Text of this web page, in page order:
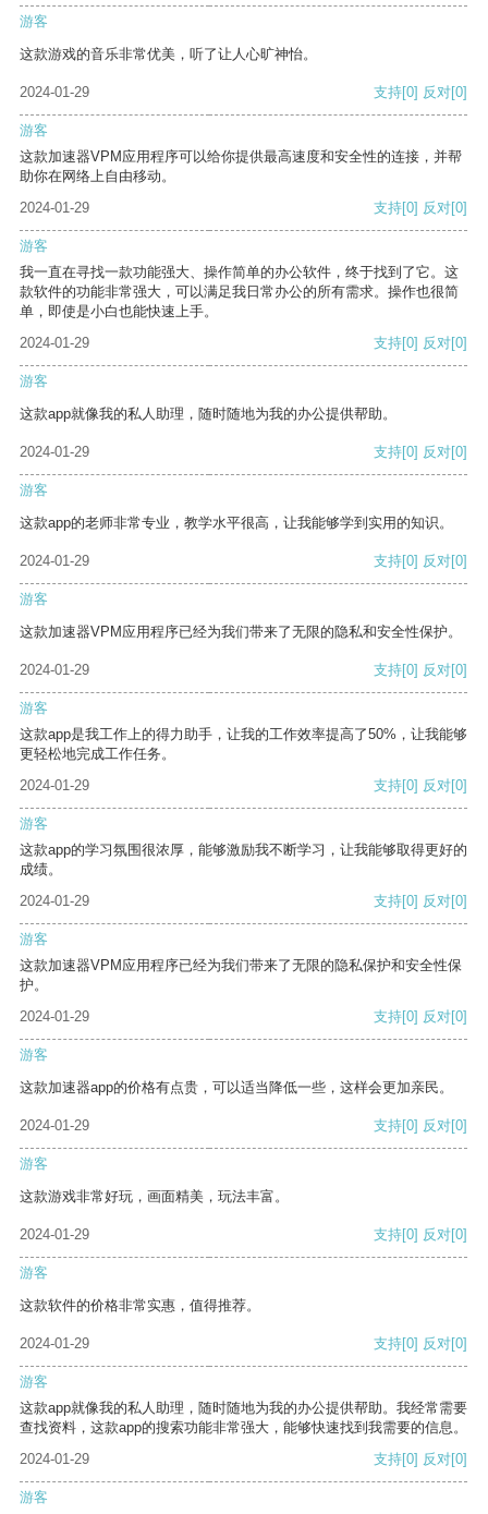
游客
这款游戏的音乐非常优美，听了让人心旷神怡。
2024-01-29 支持[0] 反对[0]
游客
这款加速器VPM应用程序可以给你提供最高速度和安全性的连接，并帮
助你在网络上自由移动。
2024-01-29
支持[0] 反对[0]
游客
我一直在寻找一款功能强大、操作简单的办公软件，终于找到了它。这
款软件的功能非常强大，可以满足我日常办公的所有需求。操作也很简
单，即使是小白也能快速上手。
2024-01-29
支持[0] 反对[0]
游客
这款app就像我的私人助理，随时随地为我的办公提供帮助。
2024-01-29 支持[0] 反对[0]
游客
这款app的老师非常专业，教学水平很高，让我能够学到实用的知识。
2024-01-29 支持[0] 反对[0]
游客
这款加速器VPM应用程序已经为我们带来了无限的隐私和安全性保护。
2024-01-29 支持[0] 反对[0]
游客
这款app是我工作上的得力助手，让我的工作效率提高了50%，让我能够
更轻松地完成工作任务。
2024-01-29
支持[0] 反对[0]
游客
这款app的学习氛围很浓厚，能够激励我不断学习，让我能够取得更好的
成绩。
2024-01-29
支持[0] 反对[0]
游客
这款加速器VPM应用程序已经为我们带来了无限的隐私保护和安全性保
护。
2024-01-29
支持[0] 反对[0]
游客
这款加速器app的价格有点贵，可以适当降低一些，这样会更加亲民。
2024-01-29 支持[0] 反对[0]
游客
这款游戏非常好玩，画面精美，玩法丰富。
2024-01-29 支持[0] 反对[0]
游客
这款软件的价格非常实惠，值得推荐。
2024-01-29 支持[0] 反对[0]
游客
这款app就像我的私人助理，随时随地为我的办公提供帮助。我经常需要
查找资料，这款app的搜索功能非常强大，能够快速找到我需要的信息。
2024-01-29
支持[0] 反对[0]
游客